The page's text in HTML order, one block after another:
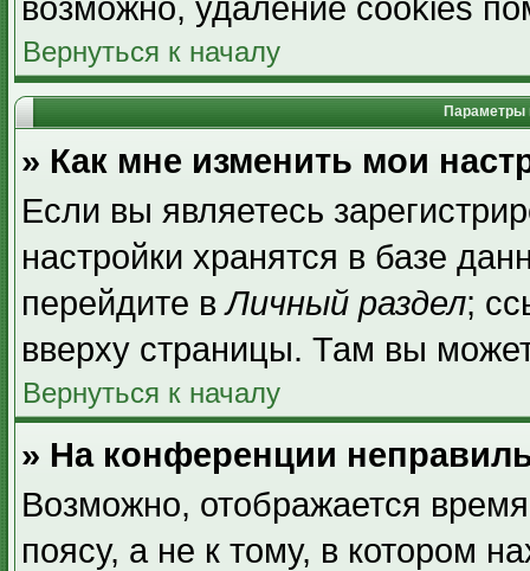
возможно, удаление cookies
Вернуться к началу
Параметры
» Как мне изменить мои
Если вы являетесь
настройки хранятся в базе
перейдите вЛичный раздел;
вверху страницы. Там вы
Вернуться к началу
» На конференции
Возможно, отображается
поясу, а не к тому, в котором